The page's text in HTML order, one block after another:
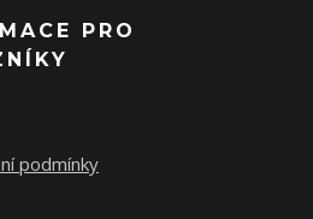
PRO
podmínky